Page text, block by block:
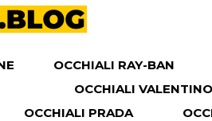
OCCHIALI RAY-BAN
OCCHIALI VALENTINO
OCCHIALI PRADA